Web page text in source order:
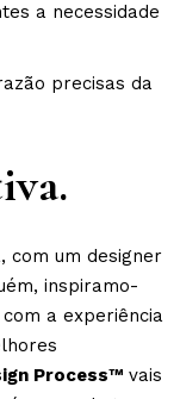
a necessidade
precisas da
com um designer
inspiramo-
a experiência
Process™ vais